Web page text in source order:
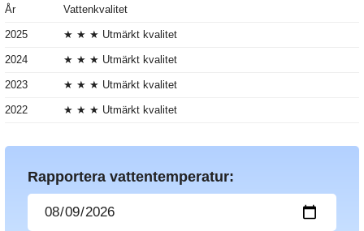
År Vattenkvalitet
2025 ★ ★ ★ Utmärkt kvalitet
2024 ★ ★ ★ Utmärkt kvalitet
2023 ★ ★ ★ Utmärkt kvalitet
2022 ★ ★ ★ Utmärkt kvalitet
Rapportera vattentemperatur: